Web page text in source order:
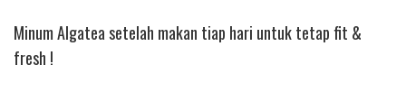
Minum Algatea setelah makan tiap hari untuk tetap fit &
fresh !